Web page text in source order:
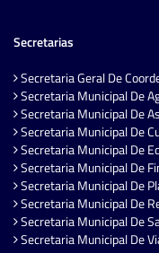
Secretarias
Secretaria Geral De
Secretaria Municipal De
Secretaria Municipal De
Secretaria Municipal De
Secretaria Municipal De
Secretaria Municipal De
Secretaria Municipal De
Secretaria Municipal De
Secretaria Municipal De
Secretaria Municipal De